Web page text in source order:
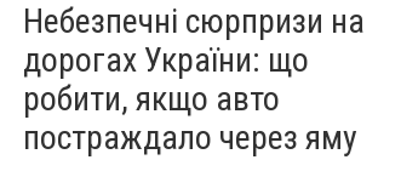
Небезпечні сюрпризи на
дорогах України: що
робити, якщо авто
постраждало через яму